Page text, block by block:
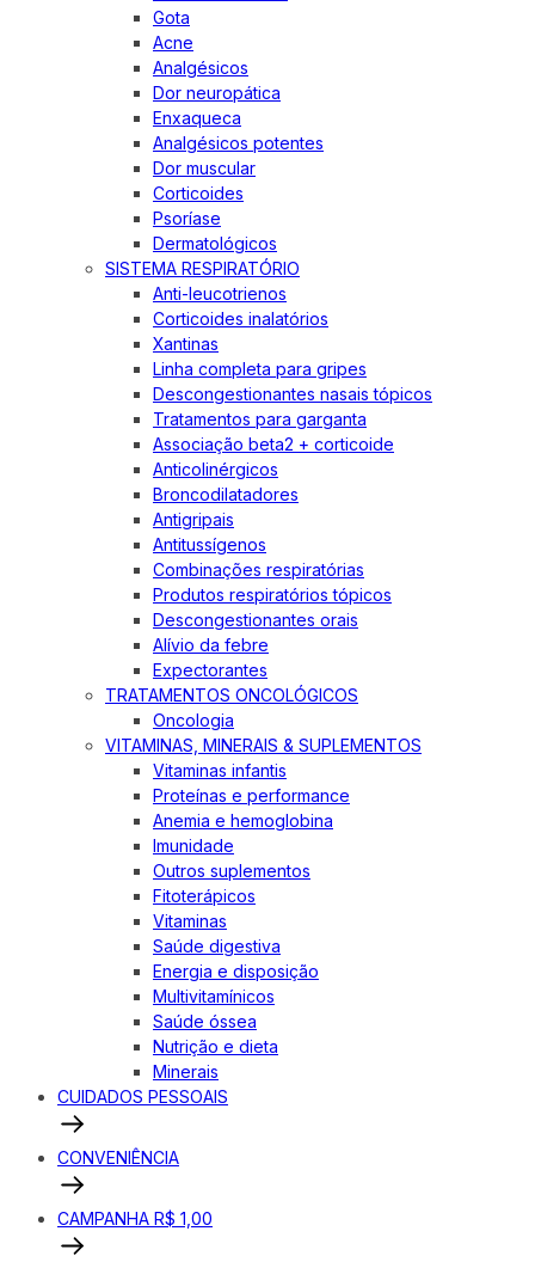
Gota
Acne
Analgésicos
Dor neuropática
Enxaqueca
Analgésicos potentes
Dor muscular
Corticoides
Psoríase
Dermatológicos
SISTEMA RESPIRATÓRIO
Anti-leucotrienos
Corticoides inalatórios
Xantinas
Linha completa para gripes
Descongestionantes nasais tópicos
Tratamentos para garganta
Associação beta2 + corticoide
Anticolinérgicos
Broncodilatadores
Antigripais
Antitussígenos
Combinações respiratórias
Produtos respiratórios tópicos
Descongestionantes orais
Alívio da febre
Expectorantes
TRATAMENTOS ONCOLÓGICOS
Oncologia
VITAMINAS, MINERAIS & SUPLEMENTOS
Vitaminas infantis
Proteínas e performance
Anemia e hemoglobina
Imunidade
Outros suplementos
Fitoterápicos
Vitaminas
Saúde digestiva
Energia e disposição
Multivitamínicos
Saúde óssea
Nutrição e dieta
Minerais
CUIDADOS PESSOAIS
CONVENIÊNCIA
CAMPANHA R$ 1,00